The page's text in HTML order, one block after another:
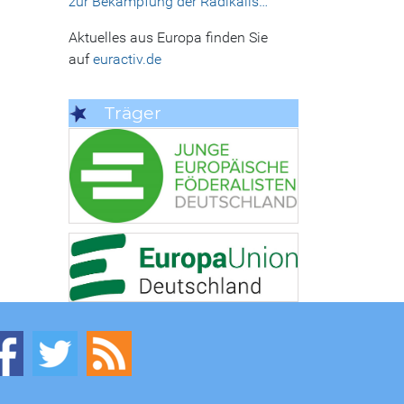
Aktuelles aus Europa finden Sie
aufeuractiv.de
Träger